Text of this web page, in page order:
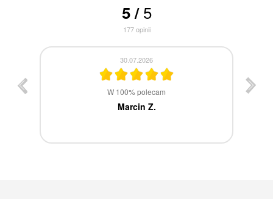
5/5
177opinii
30.07.2026
W 100% polecam
Marcin Z.